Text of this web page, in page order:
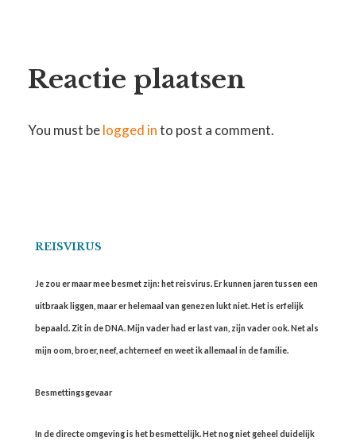
Reactie plaatsen
You must belogged into post a comment.
REISVIRUS
Je zou er maar mee besmet zijn: het reisvirus. Er kunnen jaren tussen een
uitbraak liggen, maar er helemaal van genezen lukt niet. Het is erfelijk
bepaald. Zit in de DNA. Mijn vader had er last van, zijn vader ook. Net als
mijn oom, broer, neef, achterneef en weet ik allemaal in de familie.
Besmettingsgevaar
In de directe omgeving is het besmettelijk. Het nog niet geheel duidelijk